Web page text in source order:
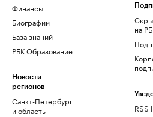
Финансы
Биографии
База знаний
РБК Образование
Новости
регионов
Санкт-Петербург
и область
на
RSS